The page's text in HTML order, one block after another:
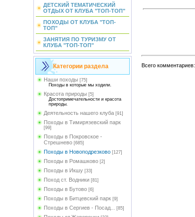
ДЕТСКИЙ ТЕМАТИЧЕСКИЙ
ОТДЫХ ОТ КЛУБА "ТОП-ТОП"
ПОХОДЫ ОТ КЛУБА "ТОП-
ТОП"
ЗАНЯТИЯ ПО ТУРИЗМУ ОТ
КЛУБА "ТОП-ТОП"
Категории раздела
Наши походы [75]
Походы в которые мы ходили.
Красота природы [5]
Достопримечательности и красота
природы.
Деятельность нашего клуба [91]
Походы в Тимирязевский парк
[99]
Походы в Покровское -
Стрешнево [685]
Походы в Новоподрезково [127]
Походы в Ромашково [2]
Походы в Икшу [33]
Поход ст. Водники [81]
Походы в Бутово [6]
Походы в Битцевский парк [9]
Походы в Сергиев - Посад... [85]
Всего комментариев: